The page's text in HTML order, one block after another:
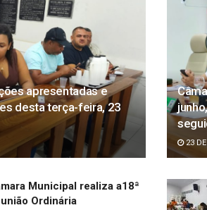
apresentadas e
desta terça-feira, 23
23
Municipal realiza a18ª
Ordinária